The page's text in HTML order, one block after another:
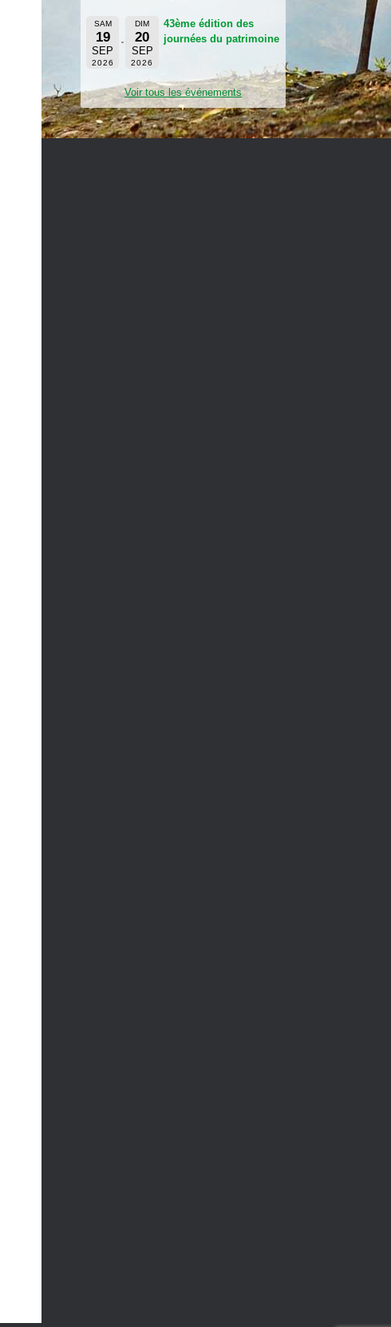
SAM
19
SEP
2026
DIM
20
SEP
2026
43ème édition des
journées du patrimoine
Voir tous les événements